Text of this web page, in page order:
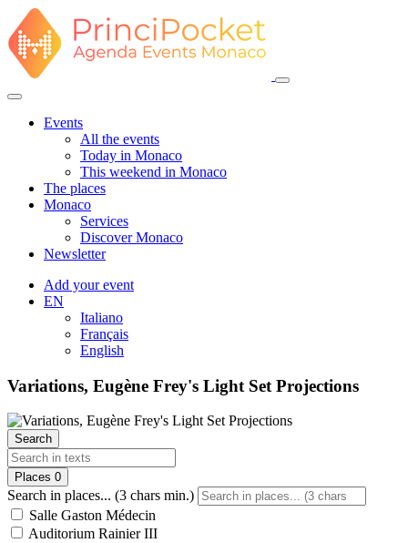
Events
All the events
Today in Monaco
This weekend in Monaco
The places
Monaco
Services
Discover Monaco
Newsletter
Add your event
EN
Italiano
Français
English
Variations, Eugène Frey's Light Set Projections
Search
Places 0
Search in places... (3 chars min.)
Salle Gaston Médecin
Auditorium Rainier III